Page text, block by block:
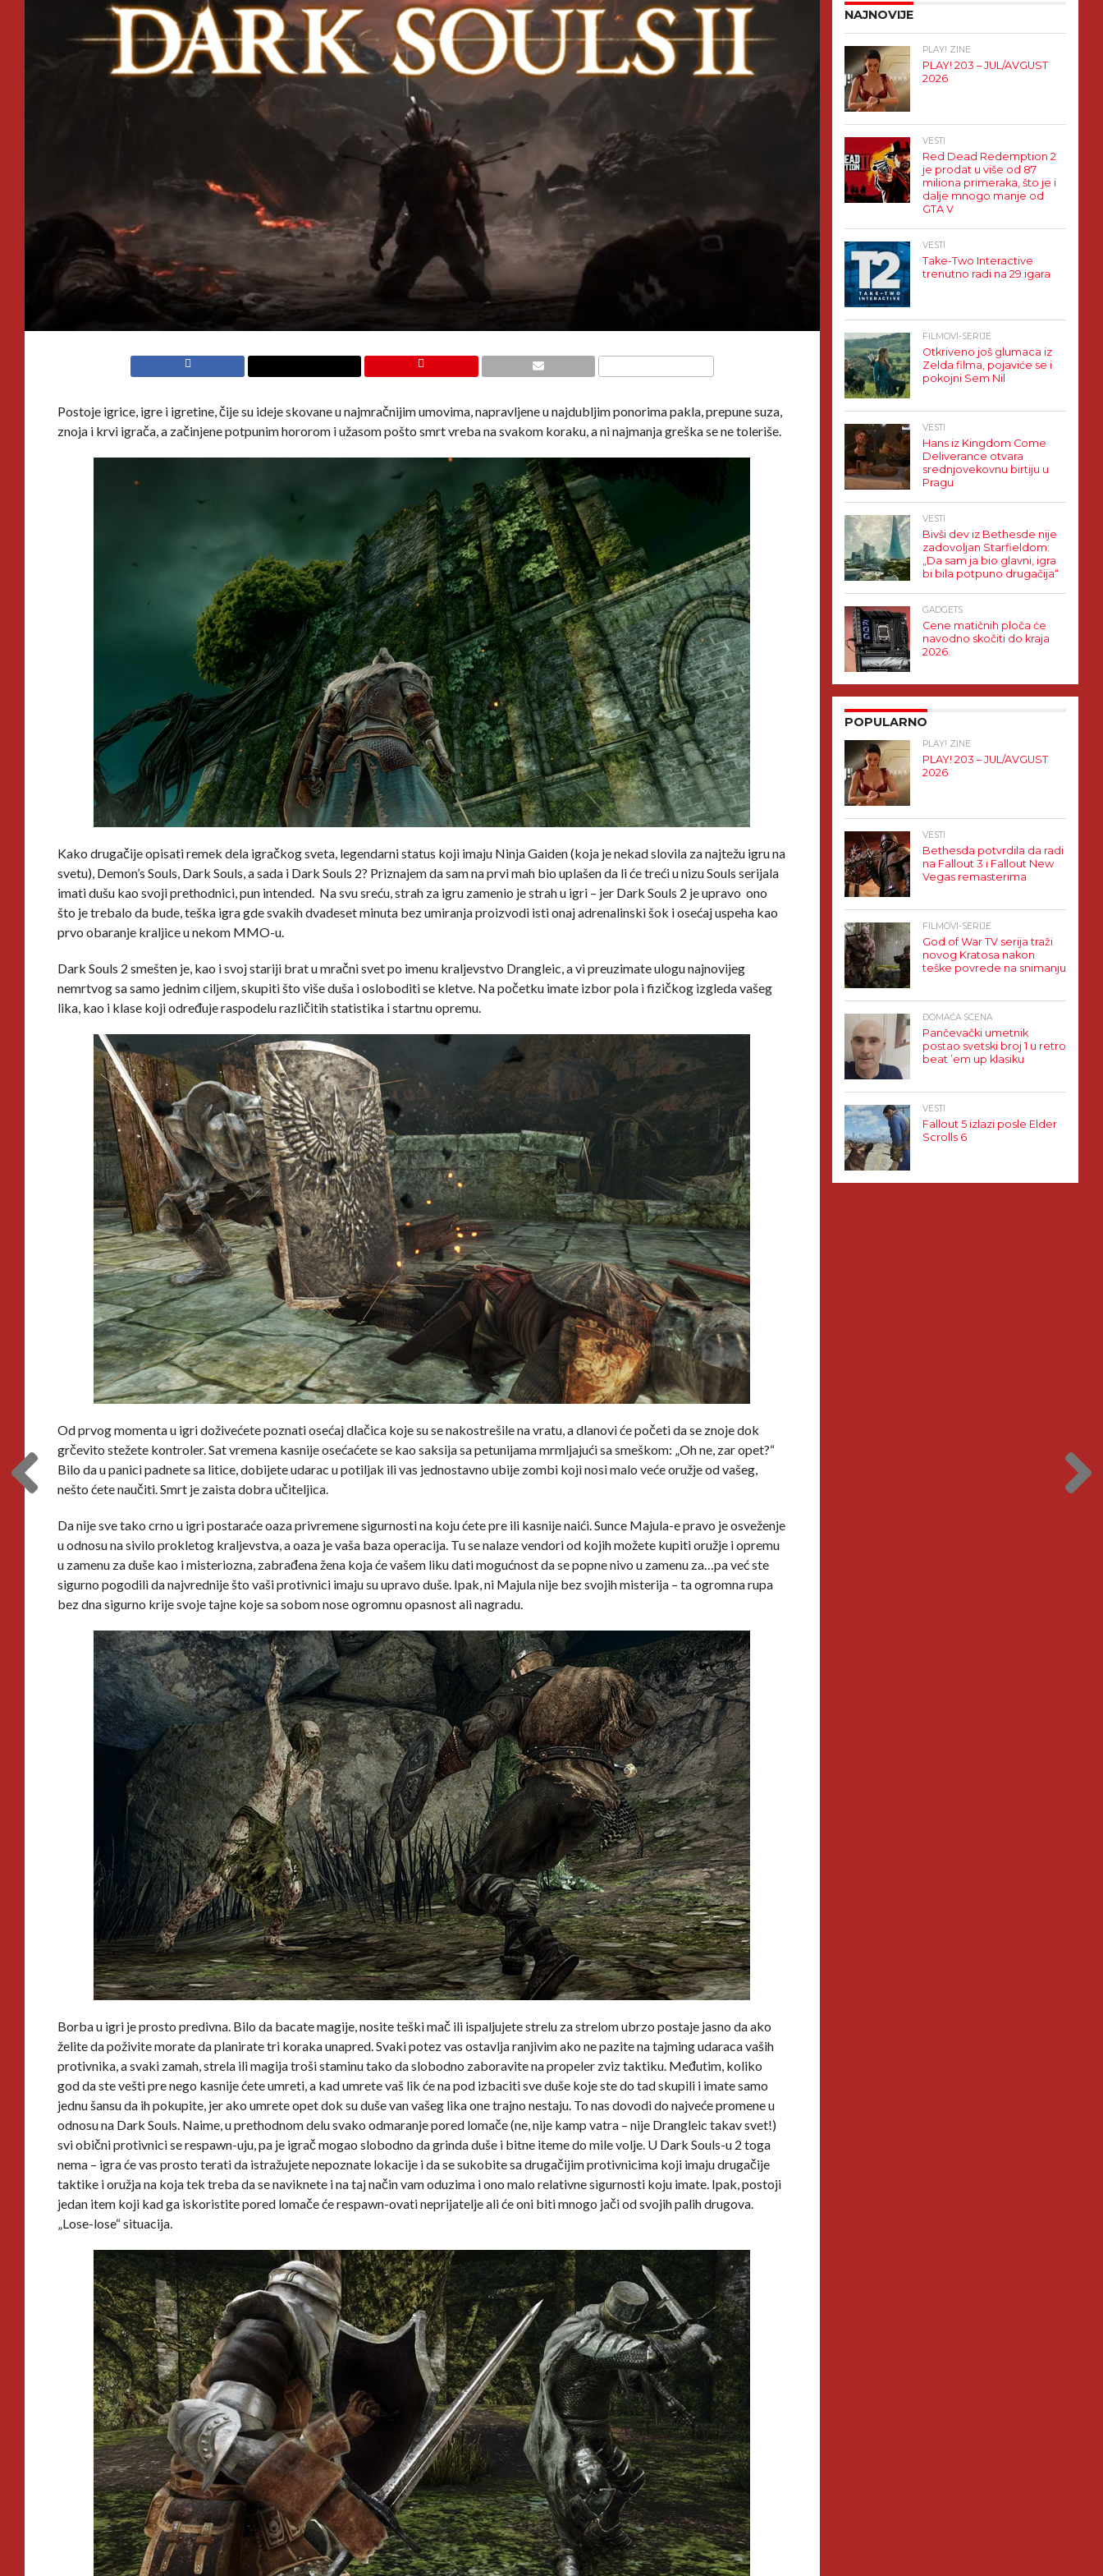
Postoje igrice, igre i igretine, čije su ideje skovane u najmračnijim umovima, napravljene u najdubljim ponorima pakla, prepune suza,
znoja i krvi igrača, a začinjene potpunim hororom i užasom pošto smrt vreba na svakom koraku, a ni najmanja greška se ne toleriše.
Kako drugačije opisati remek dela igračkog sveta, legendarni status koji imaju Ninja Gaiden (koja je nekad slovila za najtežu igru na
svetu), Demon’s Souls, Dark Souls, a sada i Dark Souls 2? Priznajem da sam na prvi mah bio uplašen da li će treći u nizu Souls serijala
imati dušu kao svoji prethodnici, pun intended. Na svu sreću, strah za igru zamenio je strah u igri – jer Dark Souls 2 je upravo ono
što je trebalo da bude, teška igra gde svakih dvadeset minuta bez umiranja proizvodi isti onaj adrenalinski šok i osećaj uspeha kao
prvo obaranje kraljice u nekom MMO-u.
Dark Souls 2 smešten je, kao i svoj stariji brat u mračni svet po imenu kraljevstvo Drangleic, a vi preuzimate ulogu najnovijeg
nemrtvog sa samo jednim ciljem, skupiti što više duša i osloboditi se kletve. Na početku imate izbor pola i fizičkog izgleda vašeg
lika, kao i klase koji određuje raspodelu različitih statistika i startnu opremu.
Od prvog momenta u igri doživećete poznati osećaj dlačica koje su se nakostrešile na vratu, a dlanovi će početi da se znoje dok
grčevito stežete kontroler. Sat vremena kasnije osećaćete se kao saksija sa petunijama mrmljajući sa smeškom: „Oh ne, zar opet?“
Bilo da u panici padnete sa litice, dobijete udarac u potiljak ili vas jednostavno ubije zombi koji nosi malo veće oružje od vašeg,
nešto ćete naučiti. Smrt je zaista dobra učiteljica.
Da nije sve tako crno u igri postaraće oaza privremene sigurnosti na koju ćete pre ili kasnije naići. Sunce Majula-e pravo je osveženje
u odnosu na sivilo prokletog kraljevstva, a oaza je vaša baza operacija. Tu se nalaze vendori od kojih možete kupiti oružje i opremu
u zamenu za duše kao i misteriozna, zabrađena žena koja će vašem liku dati mogućnost da se popne nivo u zamenu za…pa već ste
sigurno pogodili da najvrednije što vaši protivnici imaju su upravo duše. Ipak, ni Majula nije bez svojih misterija – ta ogromna rupa
bez dna sigurno krije svoje tajne koje sa sobom nose ogromnu opasnost ali nagradu.
Borba u igri je prosto predivna. Bilo da bacate magije, nosite teški mač ili ispaljujete strelu za strelom ubrzo postaje jasno da ako
želite da poživite morate da planirate tri koraka unapred. Svaki potez vas ostavlja ranjivim ako ne pazite na tajming udaraca vaših
protivnika, a svaki zamah, strela ili magija troši staminu tako da slobodno zaboravite na propeler zviz taktiku. Međutim, koliko
god da ste vešti pre nego kasnije ćete umreti, a kad umrete vaš lik će na pod izbaciti sve duše koje ste do tad skupili i imate samo
jednu šansu da ih pokupite, jer ako umrete opet dok su duše van vašeg lika one trajno nestaju. To nas dovodi do najveće promene u
odnosu na Dark Souls. Naime, u prethodnom delu svako odmaranje pored lomače (ne, nije kamp vatra – nije Drangleic takav svet!)
svi obični protivnici se respawn-uju, pa je igrač mogao slobodno da grinda duše i bitne iteme do mile volje. U Dark Souls-u 2 toga
nema – igra će vas prosto terati da istražujete nepoznate lokacije i da se sukobite sa drugačijim protivnicima koji imaju drugačije
taktike i oružja na koja tek treba da se naviknete i na taj način vam oduzima i ono malo relativne sigurnosti koju imate. Ipak, postoji
jedan item koji kad ga iskoristite pored lomače će respawn-ovati neprijatelje ali će oni biti mnogo jači od svojih palih drugova.
„Lose-lose“ situacija.
NAJNOVIJE
PLAY! ZINE
PLAY! 203 – JUL/AVGUST
2026
VESTI
Red Dead Redemption 2
je prodat u više od 87
miliona primeraka, što je i
dalje mnogo manje od
GTA V
VESTI
Take-Two Interactive
trenutno radi na 29 igara
FILMOVI-SERIJE
Otkriveno još glumaca iz
Zelda filma, pojaviće se i
pokojni Sem Nil
VESTI
Hans iz Kingdom Come
Deliverance otvara
srednjovekovnu birtiju u
Pragu
VESTI
Bivši dev iz Bethesde nije
zadovoljan Starfieldom:
„Da sam ja bio glavni, igra
bi bila potpuno drugačija“
GADGETS
Cene matičnih ploča će
navodno skočiti do kraja
2026.
POPULARNO
PLAY! ZINE
PLAY! 203 – JUL/AVGUST
2026
VESTI
Bethesda potvrdila da radi
na Fallout 3 i Fallout New
Vegas remasterima
FILMOVI-SERIJE
God of War TV serija traži
novog Kratosa nakon
teške povrede na snimanju
DOMAĆA SCENA
Pančevački umetnik
postao svetski broj 1 u retro
beat ’em up klasiku
VESTI
Fallout 5 izlazi posle Elder
Scrolls 6